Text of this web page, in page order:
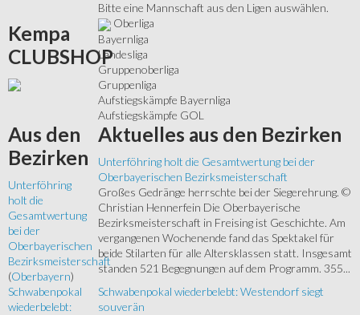
Bitte eine Mannschaft aus den Ligen auswählen.
Oberliga
Bayernliga
Landesliga
Gruppenoberliga
Gruppenliga
Aufstiegskämpfe Bayernliga
Aufstiegskämpfe GOL
Aktuelles aus den Bezirken
Unterföhring holt die Gesamtwertung bei der
Oberbayerischen Bezirksmeisterschaft
Großes Gedränge herrschte bei der Siegerehrung. ©
Christian Hennerfein Die Oberbayerische
Bezirksmeisterschaft in Freising ist Geschichte. Am
vergangenen Wochenende fand das Spektakel für
beide Stilarten für alle Altersklassen statt. Insgesamt
standen 521 Begegnungen auf dem Programm. 355...
Schwabenpokal wiederbelebt: Westendorf siegt
souverän
Kempa
CLUBSHOP
Aus den
Bezirken
Unterföhring
holt die
Gesamtwertung
bei der
Oberbayerischen
Bezirksmeisterschaft
(Oberbayern)
Schwabenpokal
wiederbelebt: